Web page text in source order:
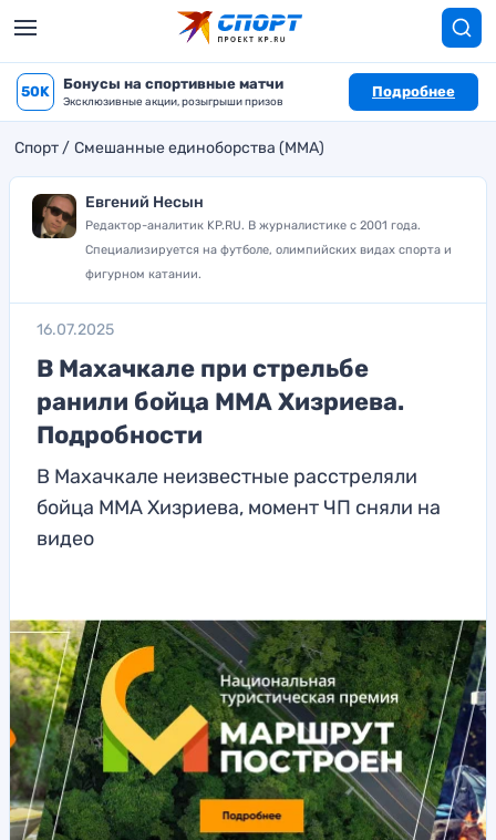
50K Бонусы на спортивные матчи
Эксклюзивные акции, розыгрыши призов
Подробнее
Спорт Смешанные единоборства (MMA)
Евгений Несын
Редактор-аналитик KP.RU. В журналистике с 2001 года.
Специализируется на футболе, олимпийских видах спорта и
фигурном катании.
16.07.2025
В Махачкале при стрельбе
ранили бойца ММА Хизриева.
Подробности
В Махачкале неизвестные расстреляли
бойца ММА Хизриева, момент ЧП сняли на
видео